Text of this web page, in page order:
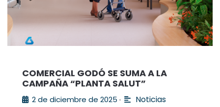
COMERCIAL GODÓ SE SUMA A LA
CAMPAÑA “PLANTA SALUT”
2 de diciembre de 2025 •
Noticias